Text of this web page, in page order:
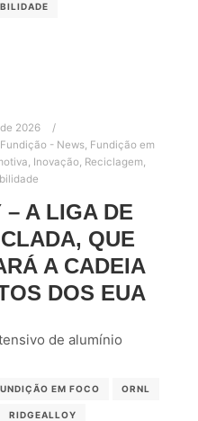
2026
Fundição - News, Fundição em
, Inovação, Reciclagem,
A LIGA DE
QUE
A CADEIA
DOS EUA
de alumínio
EM FOCO ORNL
RIDGEALLOY